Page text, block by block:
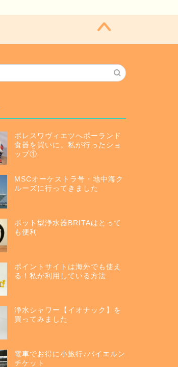
ボレスワヴィエツへポーランド
食器を買いに。私が行ったショ
ップ①
MSCオーケストラ号・地中海ク
ルーズに行ってきました
ポット型浄水器BRITAはとって
も便利
ポイントサイトは海外でも使え
る！私が利用している方法
浄水シャワー【イオナック】を
買ってみました
電車でお得に小旅行♪バイエルン
チケット